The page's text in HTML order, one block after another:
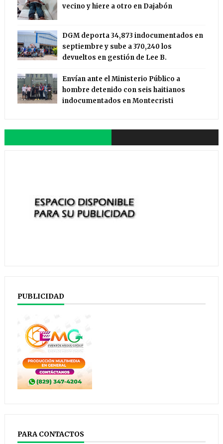
vecino y hiere a otro en Dajabón
DGM deporta 34,873 indocumentados en
septiembre y sube a 370,240 los
devueltos en gestión de Lee B.
Envían ante el Ministerio Público a
hombre detenido con seis haitianos
indocumentados en Montecristi
PUBLICIDAD
PARA CONTACTOS